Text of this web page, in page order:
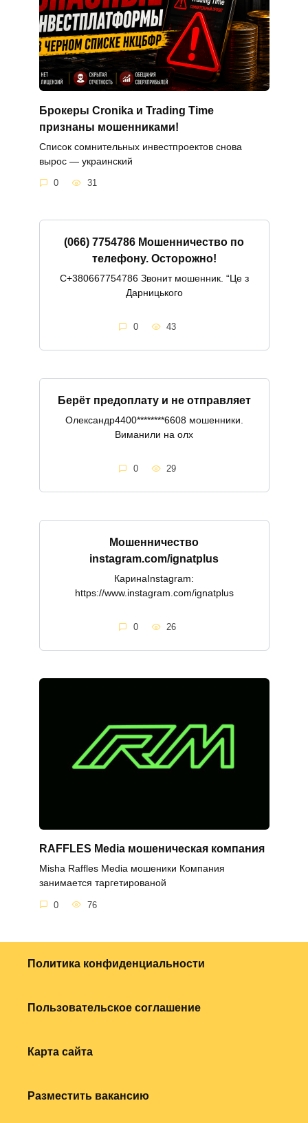
Брокеры Cronika и Trading Time
признаны мошенниками!
Список сомнительных инвестпроектов снова
вырос — украинский
0 31
(066) 7754786 Мошенничество по
телефону. Осторожно!
С+380667754786 Звонит мошенник. “Це з
Дарницького
0 43
Берёт предоплату и не отправляет
Олександр4400********6608 мошенники.
Виманили на олх
0 29
Мошенничество
instagram.com/ignatplus
КаринаInstagram:
https://www.instagram.com/ignatplus
0 26
RAFFLES Media мошеническая компания
Misha Raffles Media мошеники Компания
занимается таргетированой
0 76
Политика конфиденциальности
Пользовательское соглашение
Карта сайта
Разместить вакансию